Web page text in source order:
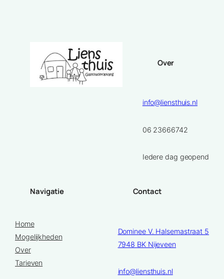
Over
info@liensthuis.nl
06 23666742
Iedere dag geopend
Navigatie
Home
Mogelijkheden
Over
Tarieven
Contact
Dominee V. Halsemastraat 5
7948 BK Nijeveen
info@liensthuis.nl